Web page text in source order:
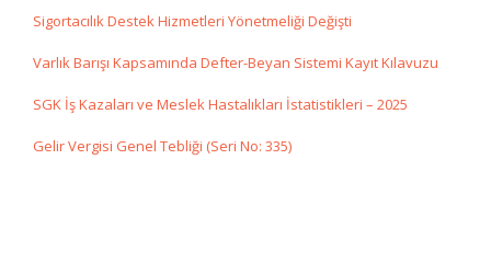
Sigortacılık Destek Hizmetleri Yönetmeliği Değişti
Varlık Barışı Kapsamında Defter-Beyan Sistemi Kayıt Kılavuzu
SGK İş Kazaları ve Meslek Hastalıkları İstatistikleri – 2025
Gelir Vergisi Genel Tebliği (Seri No: 335)